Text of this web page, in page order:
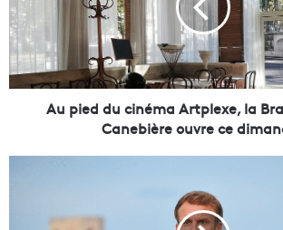
e
d
d
u
c
Au pied du cinéma Artplexe, la
Canebière ouvre ce